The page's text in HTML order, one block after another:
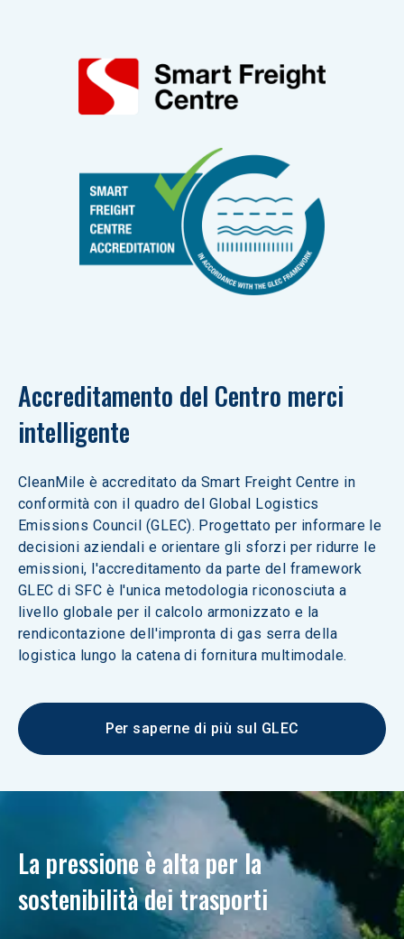
Accreditamento del Centro merci
intelligente
CleanMile è accreditato da Smart Freight Centre in
conformità con il quadro del Global Logistics
Emissions Council (GLEC). Progettato per informare le
decisioni aziendali e orientare gli sforzi per ridurre le
emissioni, l'accreditamento da parte del framework
GLEC di SFC è l'unica metodologia riconosciuta a
livello globale per il calcolo armonizzato e la
rendicontazione dell'impronta di gas serra della
logistica lungo la catena di fornitura multimodale.
Per saperne di più sul GLEC
La pressione è alta per la
sostenibilità dei trasporti